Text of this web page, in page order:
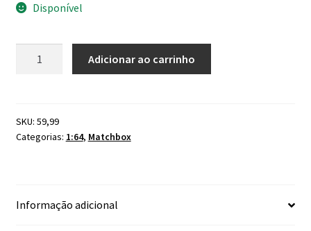
Disponível
quantidade
Adicionar ao carrinho
SKU: 59,99
Categorias: 1:64, Matchbox
Informação adicional